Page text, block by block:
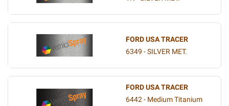
FORD USA TRACER
6349 - SILVER MET.
FORD USA TRACER
6442 - Medium Titanium